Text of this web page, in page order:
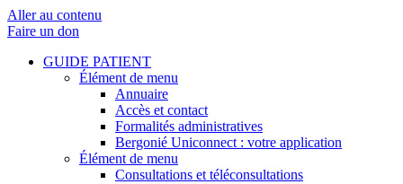
Aller au contenu
Faire un don
GUIDE PATIENT
Élément de menu
Annuaire
Accès et contact
Formalités administratives
Bergonié Uniconnect : votre application
Élément de menu
Consultations et téléconsultations